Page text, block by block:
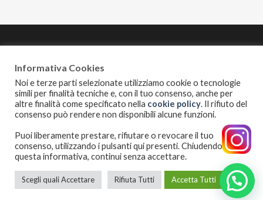
a rate con
INFORMATIVA PRIVACY COOKIES POLICY
I servizi erogati alle auto sono puramente indicativi. Disponibilità
possono variare al variare dei modelli. Le immagini sono
puramente illustrative.
Copyright 2026 ©
| P.Iva:
07109310636 | Via Passariello 185, 80038 Pomigliano D’Arco (NA)
Telefono: 0818842474 | Mobile: 3398883203
Informativa Cookies
Noi e terze parti selezionate utilizziamo cookie o tecnologie
simili per finalità tecniche e, con il tuo consenso, anche per
altre finalità come specificato nella cookie policy. Il rifiuto del
consenso può rendere non disponibili alcune funzioni.
Puoi liberamente prestare, rifiutare o revocare il tuo
consenso, utilizzando i pulsanti qui presenti. Chiudendo
questa informativa, continui senza accettare.
Scegli quali Accettare Rifiuta Tutti Accetta Tutti